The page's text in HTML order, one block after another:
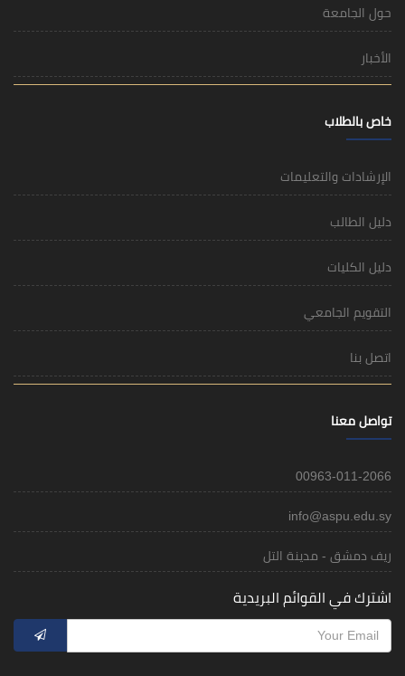
حول الجامعة
الأخبار
خاص بالطلاب
الإرشادات والتعليمات
دليل الطالب
دليل الكليات
التقويم الجامعي
اتصل بنا
تواصل معنا
00963-011-2066
info@aspu.edu.sy
ريف دمشق - مدينة التل
اشترك في القوائم البريدية